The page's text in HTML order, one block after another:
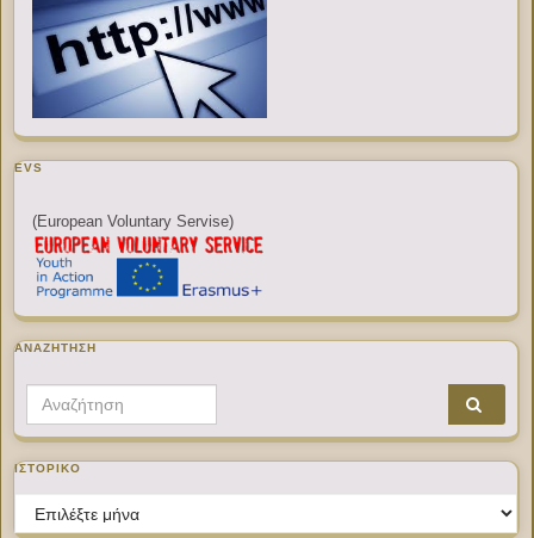
EVS
(European Voluntary Servise)
ΑΝΑΖΉΤΗΣΗ
Search for:
ΙΣΤΟΡΙΚΌ
Ιστορικό